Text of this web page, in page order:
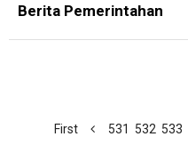
Berita Pemerintahan
First 531 532 533